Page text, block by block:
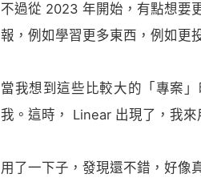
不過從 2023 年開始，有點想要
報，例如學習更多東西，例如更
當我想到這些比較大的「專案
我。這時， Linear 出現了，我來
用了一下子，發現還不錯，好像